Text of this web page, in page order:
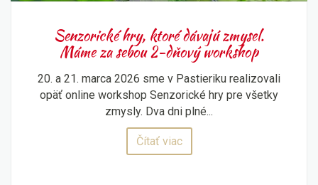
Senzorické hry, ktoré dávajú zmysel.
Máme za sebou 2-dňový workshop
20. a 21. marca 2026 sme v Pastieriku realizovali
opäť online workshop Senzorické hry pre všetky
zmysly. Dva dni plné...
Čítať viac